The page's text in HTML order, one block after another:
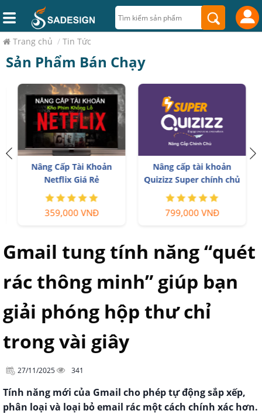
Trang chủ / Tin Tức
Sản Phẩm Bán Chạy
Nâng Cấp Tài Khoản
Netflix Giá Rẻ
359,000 VNĐ
Nâng cấp tài khoản
Quizizz Super chính chủ
799,000 VNĐ
Gmail tung tính năng “quét
rác thông minh” giúp bạn
giải phóng hộp thư chỉ
trong vài giây
27/11/2025 341
Tính năng mới của Gmail cho phép tự động sắp xếp,
phân loại và loại bỏ email rác một cách chính xác hơn.